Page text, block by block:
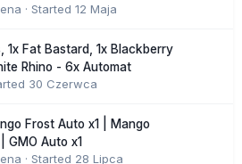
· Started 12 Maja
1x Fat Bastard, 1x Blackberry
Rhino - 6x Automat
30 Czerwca
Frost Auto x1 | Mango
GMO Auto x1
· Started 28 Lipca